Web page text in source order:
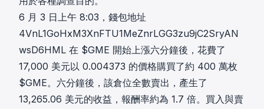
6 月 3 日上午 8:03，錢包地址
4VnL1GoHxM3XnFTU1MeZnrLGG3zu9jC2SryAN
wsD6HML 在 $GME 開始上漲六分鐘後，花費了
17,000 美元以 0.004373 的價格購買了約 400 萬枚
$GME。六分鐘後，該倉位全數賣出，產生了
13,265.06 美元的收益，報酬率約為 1.7 倍。買入與賣